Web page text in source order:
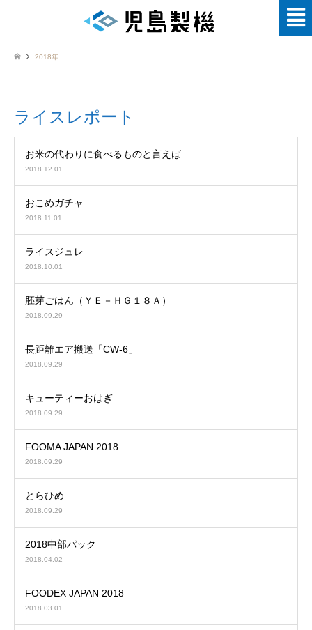
2018年
ライスレポート
お米の代わりに食べるものと言えば…
2018.12.01
おこめガチャ
2018.11.01
ライスジュレ
2018.10.01
胚芽ごはん（ＹＥ－ＨＧ１８Ａ）
2018.09.29
長距離エア搬送「CW-6」
2018.09.29
キューティーおはぎ
2018.09.29
FOOMA JAPAN 2018
2018.09.29
とらひめ
2018.09.29
2018中部パック
2018.04.02
FOODEX JAPAN 2018
2018.03.01